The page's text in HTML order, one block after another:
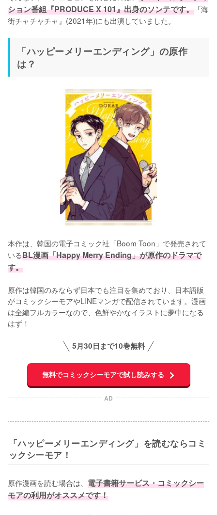
ション番組『PRODUCE X 101』出身のソンテです。 『海
街チャチャチャ』(2021年)にも出演していました。
「ハッピーメリーエンディング」の原作
は？
本作は、韓国の電子コミック社「Boom Toon」で発売されて
いるBL漫画「Happy Merry Ending」が原作のドラマで
す。
原作は韓国のみならず日本でも注目を集めており、日本語版
がコミックシーモアやLINEマンガで配信されています。漫画
は全編フルカラーなので、色鮮やかなイラストに夢中になる
はず！
5月30日まで10巻無料
無料でコミックシーモアで試し読みする
AD
「ハッピーメリーエンディング」を読むならコミ
ックシーモア！
原作漫画を読む場合は、 電子書籍サービス・コミックシー
モアの利用がオススメです！